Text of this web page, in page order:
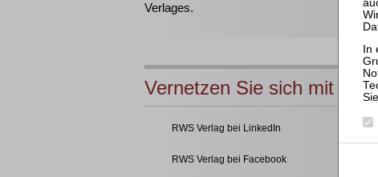
Verlages.
Vernetzen Sie sich mit uns
RWS Verlag bei LinkedIn
RWS Verlag bei Facebook